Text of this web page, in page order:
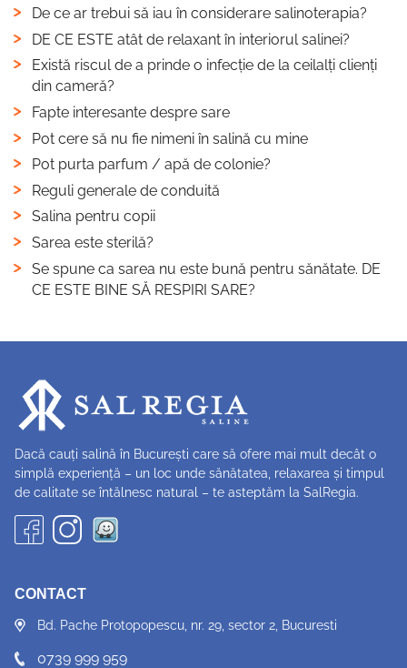
De ce ar trebui să iau în considerare salinoterapia?
DE CE ESTE atât de relaxant în interiorul salinei?
Există riscul de a prinde o infecție de la ceilalți clienți
din cameră?
Fapte interesante despre sare
Pot cere să nu fie nimeni în salină cu mine
Pot purta parfum / apă de colonie?
Reguli generale de conduită
Salina pentru copii
Sarea este sterilă?
Se spune ca sarea nu este bună pentru sănătate. DE
CE ESTE BINE SĂ RESPIRI SARE?
Dacă cauți salină în București care să ofere mai mult decât o
simplă experiență – un loc unde sănătatea, relaxarea și timpul
de calitate se întălnesc natural – te asteptăm la SalRegia.
CONTACT
Bd. Pache Protopopescu, nr. 29, sector 2, Bucuresti
0739 999 959